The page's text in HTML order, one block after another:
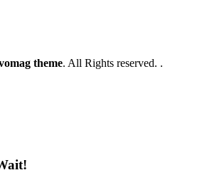
theme. All Rights reserved. .